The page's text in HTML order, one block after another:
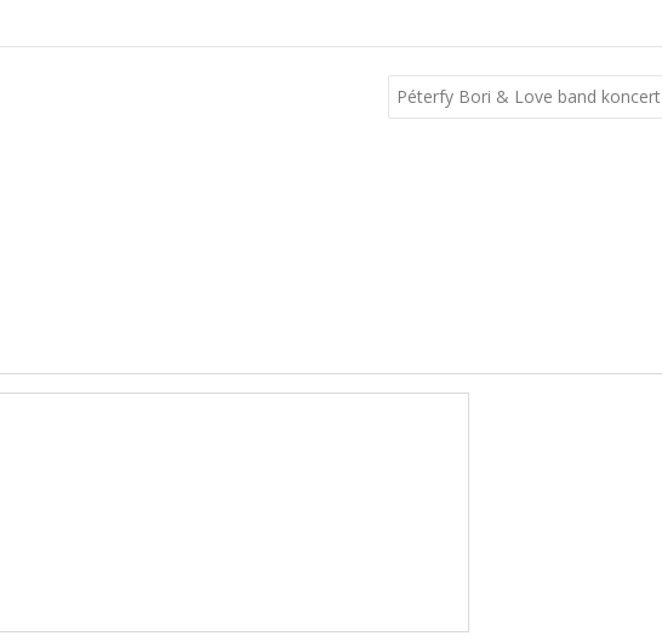
Péterfy Bori & Love band koncert